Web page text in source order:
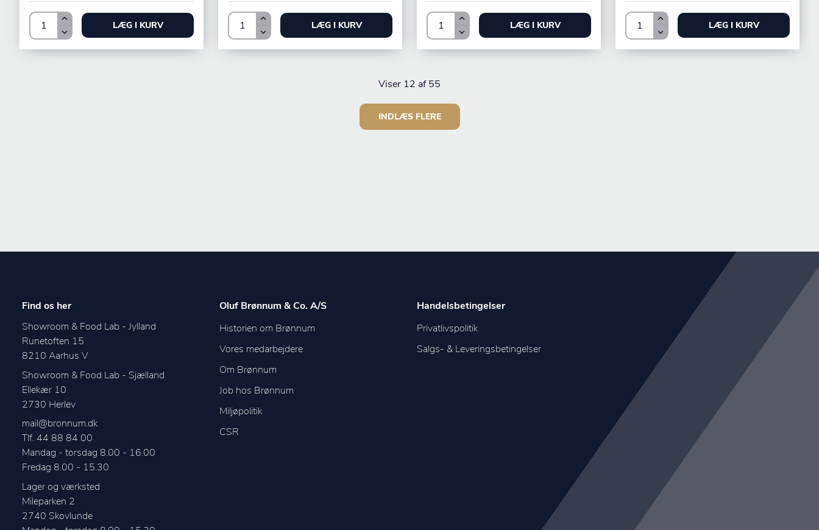
LÆG I KURV LÆG I KURV LÆG I KURV LÆG I KURV
Viser 12 af 55
INDLÆS FLERE
Find os her
Showroom & Food Lab - Jylland
Runetoften 15
8210 Aarhus V
Showroom & Food Lab - Sjælland
Ellekær 10
2730 Herlev
mail@bronnum.dk
Tlf. 44 88 84 00
Mandag - torsdag 8.00 - 16.00
Fredag 8.00 - 15.30
Lager og værksted
Mileparken 2
2740 Skovlunde
Oluf Brønnum & Co. A/S
Historien om Brønnum
Vores medarbejdere
Om Brønnum
Job hos Brønnum
Miljøpolitik
CSR
Handelsbetingelser
Privatlivspolitik
Salgs- & Leveringsbetingelser